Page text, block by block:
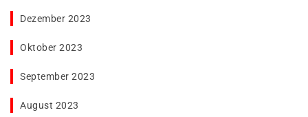
Dezember 2023
Oktober 2023
September 2023
August 2023